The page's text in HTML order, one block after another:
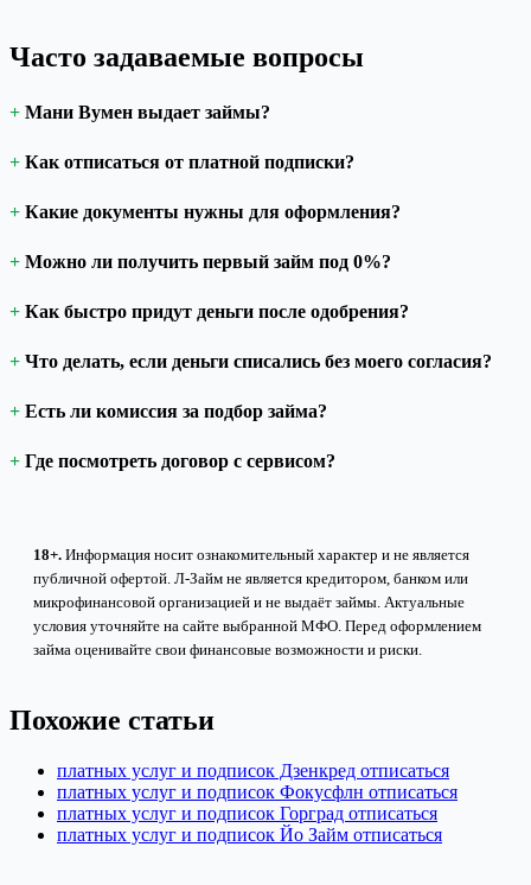
Часто задаваемые вопросы
Мани Вумен выдает займы?
Как отписаться от платной подписки?
Какие документы нужны для оформления?
Можно ли получить первый займ под 0%?
Как быстро придут деньги после одобрения?
Что делать, если деньги списались без моего согласия?
Есть ли комиссия за подбор займа?
Где посмотреть договор с сервисом?
18+. Информация носит ознакомительный характер и не является
публичной офертой. Л-Займ не является кредитором, банком или
микрофинансовой организацией и не выдаёт займы. Актуальные
условия уточняйте на сайте выбранной МФО. Перед оформлением
займа оценивайте свои финансовые возможности и риски.
Похожие статьи
платных услуг и подписок Дзенкред отписаться
платных услуг и подписок Фокусфлн отписаться
платных услуг и подписок Горград отписаться
платных услуг и подписок Йо Займ отписаться